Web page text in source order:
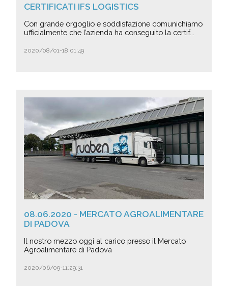
CERTIFICATI IFS LOGISTICS
Con grande orgoglio e soddisfazione comunichiamo
ufficialmente che l’azienda ha conseguito la certif...
2020/08/01-18:01:49
08.06.2020 - MERCATO AGROALIMENTARE
DI PADOVA
Il nostro mezzo oggi al carico presso il Mercato
Agroalimentare di Padova
2020/06/09-11:29:31